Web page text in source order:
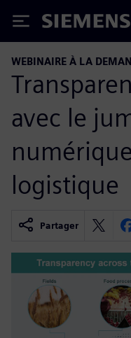
Siemens
WEBINAIRE À LA
avec le
logistique
Partager